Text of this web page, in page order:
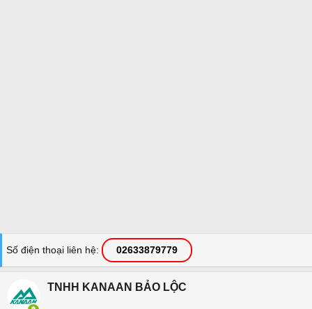
Số điện thoại liên hệ 02633879779
TNHH KANAAN BẢO LỘC